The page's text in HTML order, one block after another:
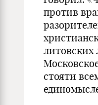
против
литовских
стояти